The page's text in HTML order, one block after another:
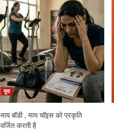
युवा
माय बॉडी , माय चॉइस को प्रकृति
वर्जित करती है